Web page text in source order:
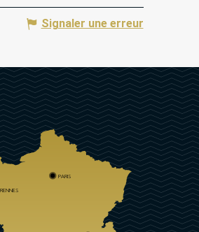
Signaler une erreur
PARIS
RENNES